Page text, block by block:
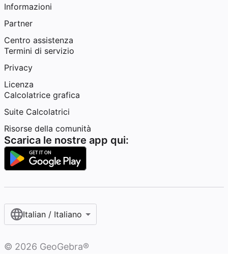
Informazioni
Partner
Centro assistenza
Termini di servizio
Privacy
Licenza
Calcolatrice grafica
Suite Calcolatrici
Risorse della comunità
Scarica le nostre app qui:
Italian / Italiano‎
© 2026 GeoGebra®